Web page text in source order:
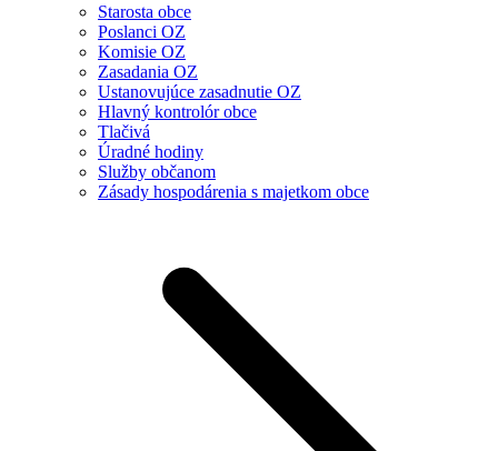
Starosta obce
Poslanci OZ
Komisie OZ
Zasadania OZ
Ustanovujúce zasadnutie OZ
Hlavný kontrolór obce
Tlačivá
Úradné hodiny
Služby občanom
Zásady hospodárenia s majetkom obce